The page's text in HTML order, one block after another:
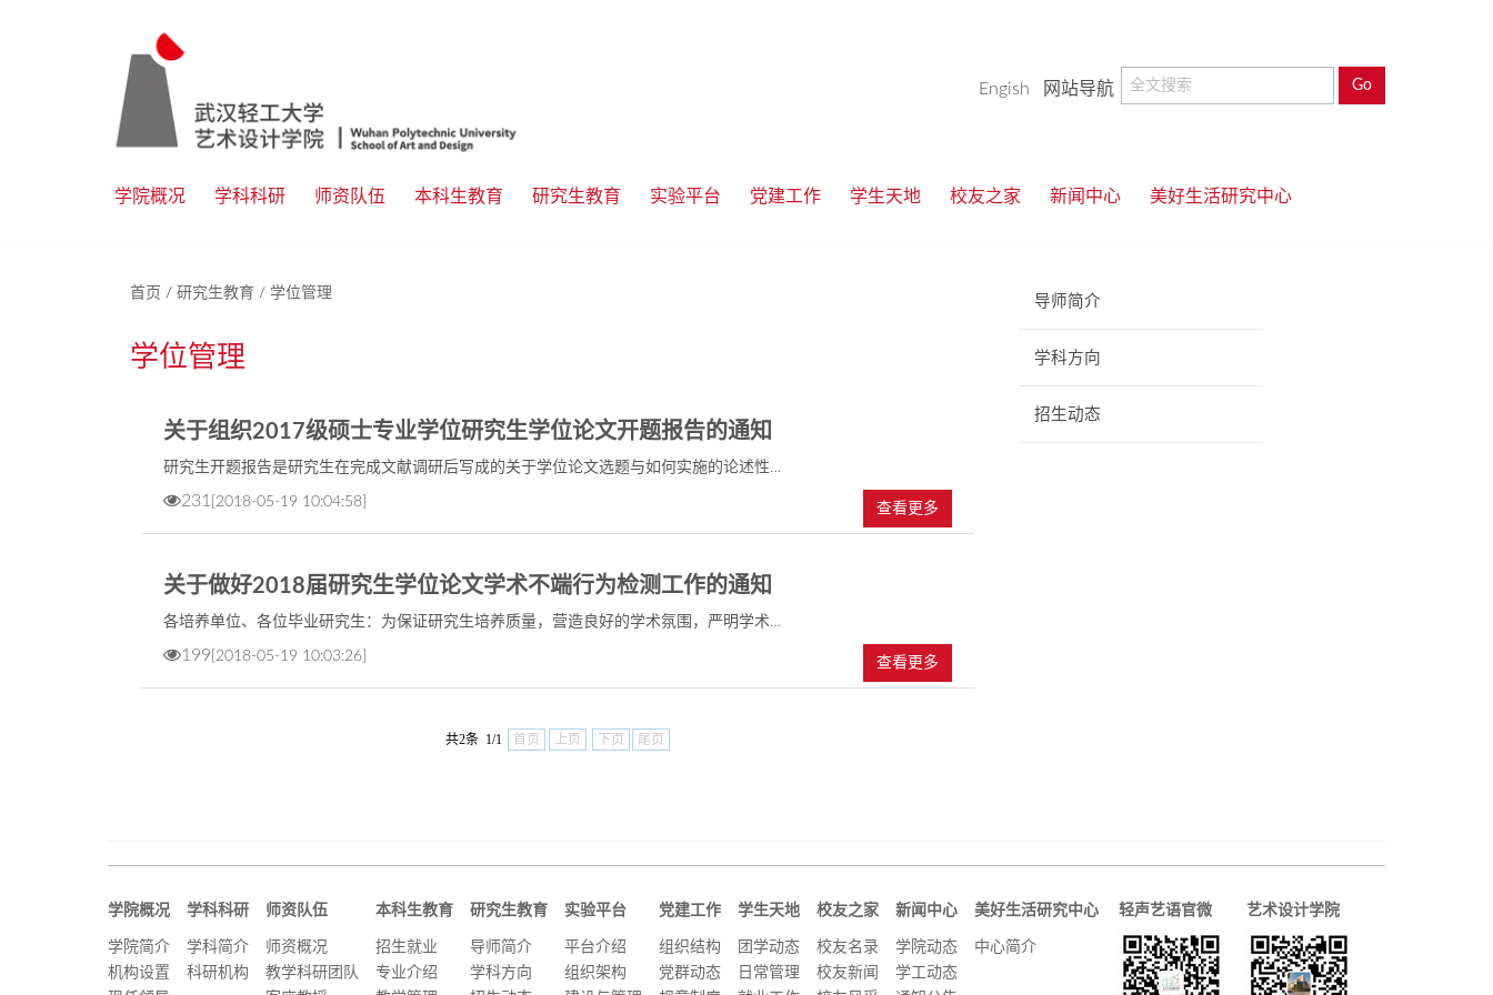
Engish 网站导航
学院概况 学科科研 师资队伍 本科生教育 研究生教育 实验平台 党建工作 学生天地 校友之家 新闻中心 美好生活研究中心
首页 / 研究生教育 / 学位管理
学位管理
关于组织2017级硕士专业学位研究生学位论文开题报告的通知
研究生开题报告是研究生在完成文献调研后写成的关于学位论文选题与如何实施的论述性…
231 [2018-05-19 10:04:58] 查看更多
关于做好2018届研究生学位论文学术不端行为检测工作的通知
各培养单位、各位毕业研究生：为保证研究生培养质量，营造良好的学术氛围，严明学术…
199 [2018-05-19 10:03:26] 查看更多
共2条 1/1 首页 上页 下页 尾页
导师简介
学科方向
招生动态
学院概况
学院简介
机构设置
学科科研
学科简介
科研机构
师资队伍
师资概况
教学科研团队
本科生教育
招生就业
专业介绍
研究生教育
导师简介
学科方向
实验平台
平台介绍
组织架构
党建工作
组织结构
党群动态
学生天地
团学动态
日常管理
校友之家
校友名录
校友新闻
新闻中心
学院动态
学工动态
美好生活研究中心
中心简介
轻声艺语官微 艺术设计学院